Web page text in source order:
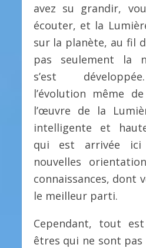
avez su grandir,
écouter, et la
sur la planète, au fil
pas seulement la
s’est
l’évolution même
l’œuvre de la
intelligente et
qui est arrivée
nouvelles
connaissances, dont
le meilleur parti.
Cependant, tout
êtres qui ne sont pas